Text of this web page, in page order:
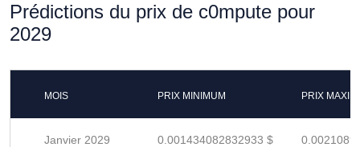
Prédictions du prix de c0mpute pour
2029
MOIS PRIX MINIMUM PRIX
Janvier 2029 0.001434082832933 $